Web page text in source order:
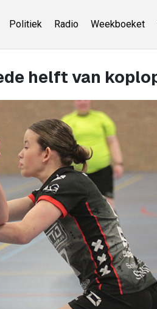
Politiek Radio Weekboeket
helft van